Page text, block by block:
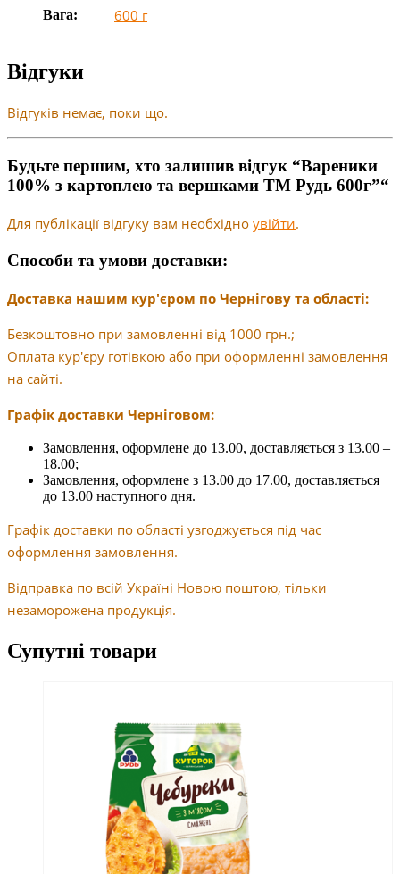
Вага: 600 г
Відгуки
Відгуків немає, поки що.
Будьте першим, хто залишив відгук “Вареники
100% з картоплею та вершками ТМ Рудь 600г”“
Для публікації відгуку вам необхідно увійти.
Способи та умови доставки:
Доставка нашим кур'єром по Чернігову та області:
Безкоштовно при замовленні від 1000 грн.;
Оплата кур'єру готівкою або при оформленні замовлення
на сайті.
Графік доставки Черніговом:
Замовлення, оформлене до 13.00, доставляється з 13.00 –
18.00;
Замовлення, оформлене з 13.00 до 17.00, доставляється
до 13.00 наступного дня.
Графік доставки по області узгоджується під час
оформлення замовлення.
Відправка по всій Україні Новою поштою, тільки
незаморожена продукція.
Супутні товари